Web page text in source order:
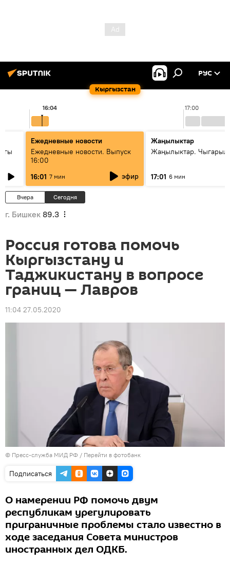
Кыргызстан
РУС
17:00
16:04
Ежедневные новости
Ежедневные новости. Выпуск
16:00
16:01 7 мин эфир
Жаңылыктар
Жаңылыктар.
17:01 6 мин
Вчера Сегодня
г. Бишкек 89.3
Россия готова помочь
Кыргызстану и
Таджикистану в вопросе
границ — Лавров
11:04 27.05.2020
© Пресс-служба МИД РФ / Перейти в фотобанк
Подписаться
О намерении РФ помочь двум
республикам урегулировать
приграничные проблемы стало известно в
ходе заседания Совета министров
иностранных дел ОДКБ.